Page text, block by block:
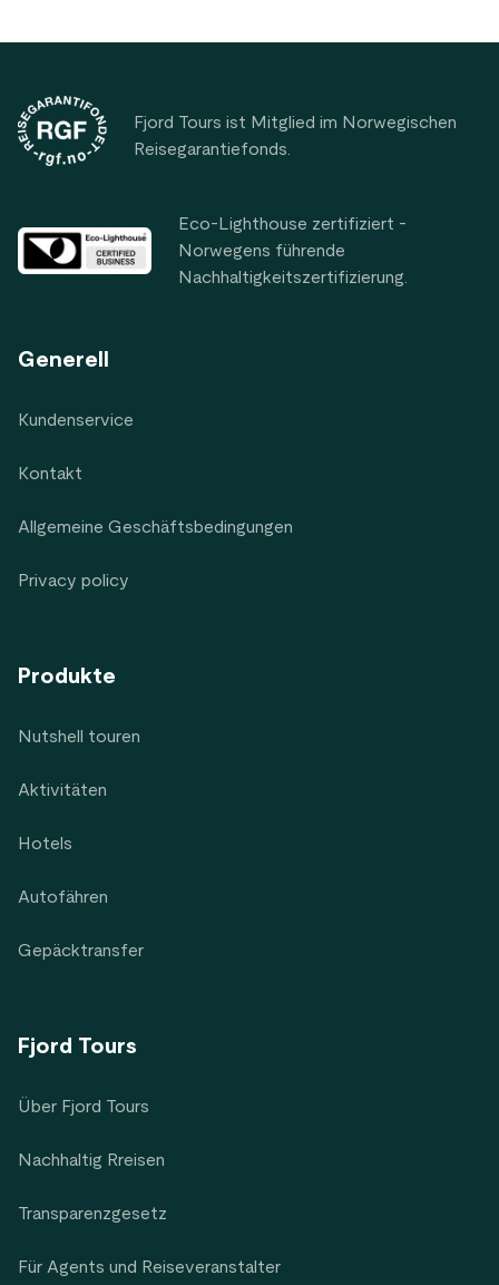
Fjord Tours ist Mitglied im Norwegischen
Reisegarantiefonds.
Eco-Lighthouse zertifiziert -
Norwegens führende
Nachhaltigkeitszertifizierung.
Generell
Kundenservice
Kontakt
Allgemeine Geschäftsbedingungen
Privacy policy
Produkte
Nutshell touren
Aktivitäten
Hotels
Autofähren
Gepäcktransfer
Fjord Tours
Über Fjord Tours
Nachhaltig Rreisen
Transparenzgesetz
Für Agents und Reiseveranstalter